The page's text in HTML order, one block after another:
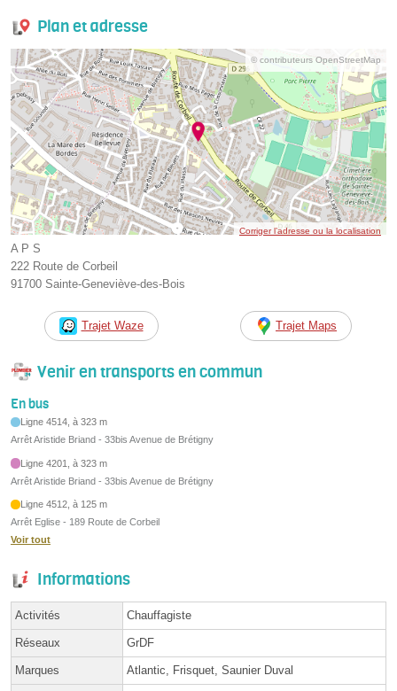
Plan et adresse
© contributeurs OpenStreetMap
Corriger l’adresse ou la localisation
A P S
222 Route de Corbeil
91700 Sainte-Geneviève-des-Bois
Trajet Waze Trajet Maps
Venir en transports en commun
En bus
Ligne 4514, à 323 m
Arrêt Aristide Briand - 33bis Avenue de Brétigny
Ligne 4201, à 323 m
Arrêt Aristide Briand - 33bis Avenue de Brétigny
Ligne 4512, à 125 m
Arrêt Eglise - 189 Route de Corbeil
Voir tout
Informations
Activités Chauffagiste
Réseaux GrDF
Marques Atlantic, Frisquet, Saunier Duval